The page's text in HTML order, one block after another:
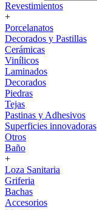
Revestimientos
+
Porcelanatos
Decorados y Pastillas
Cerámicas
Vinílicos
Laminados
Decorados
Piedras
Tejas
Pastinas y Adhesivos
Superficies innovadoras
Otros
Baño
+
Loza Sanitaria
Griferia
Bachas
Accesorios